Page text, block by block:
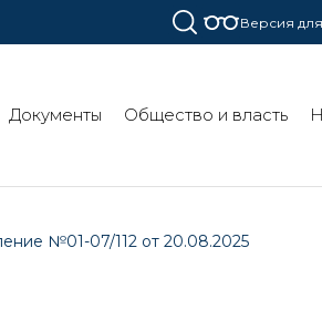
Версия
Документы Общество и власть
№01-07/112 от 20.08.2025